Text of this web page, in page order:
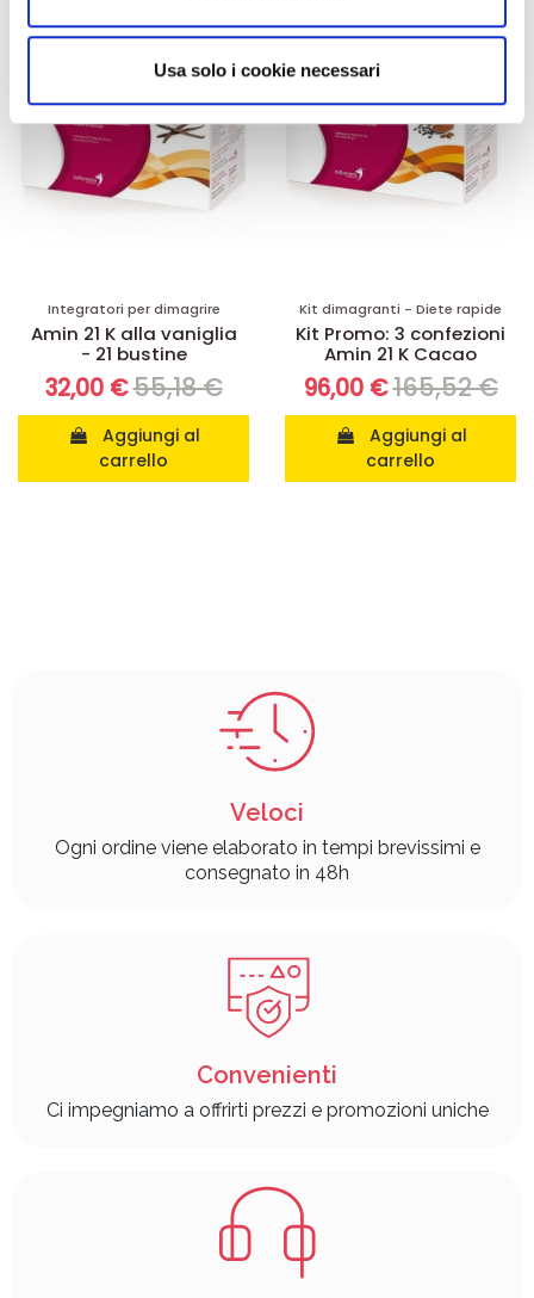
analizzare il nostro traffico. Condividiamo inoltre
informazioni sul modo in cui utilizza il nostro sito con i
nostri partner che si occupano di analisi dei dati web,
pubblicità e social media, i quali potrebbero combinarle
con altre informazioni che ha fornito loro o che hanno
raccolto dal suo utilizzo dei loro servizi.
Usa solo i cookie necessari
Integratori per dimagrire
Amin 21 K alla vaniglia
- 21 bustine
32,00 €55,18 €
carrello
Kit dimagranti - Diete rapide
Kit Promo: 3 confezioni
Amin 21 K Cacao
96,00 €165,52 €
carrello
Veloci
Ogni ordine viene elaborato in tempi brevissimi e
consegnato in 48h
Convenienti
Ci impegniamo a offrirti prezzi e promozioni uniche